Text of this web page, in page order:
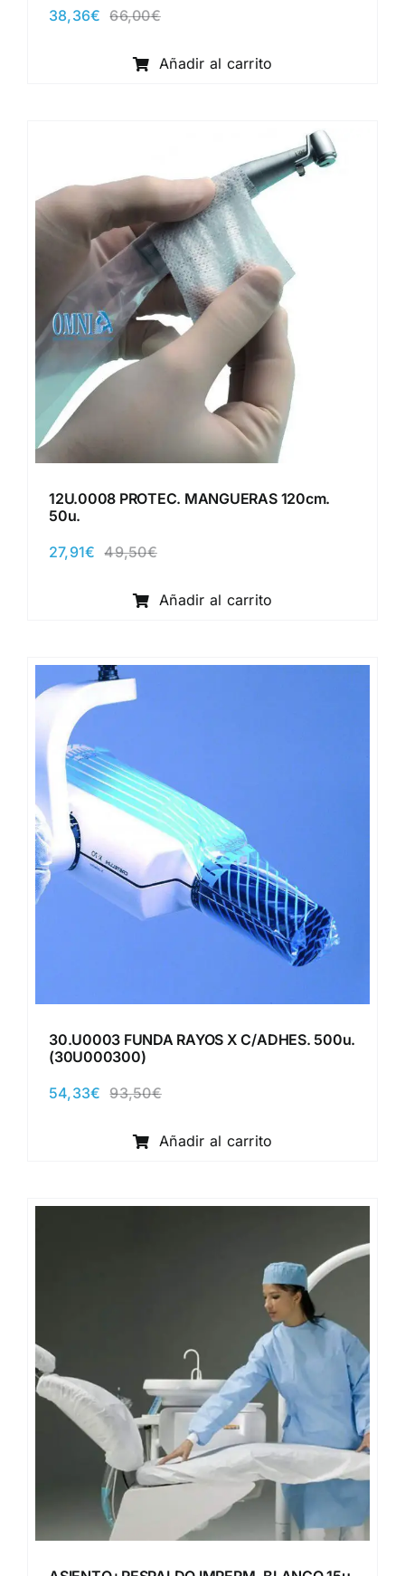
66,00€El
original
era:
38,36€
El
actual
es:
Añadir al carrito
12U.0008 PROTEC. MANGUERAS 120cm.
50u.
49,50€El
original
era:
27,91€
El
actual
es:
Añadir al carrito
30.U0003 FUNDA RAYOS X C/ADHES. 500u.
(30U000300)
93,50€El
original
era:
54,33€
El
actual
es:
Añadir al carrito